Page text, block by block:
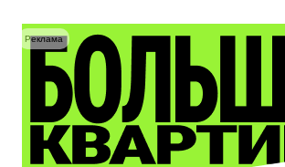
Реклама